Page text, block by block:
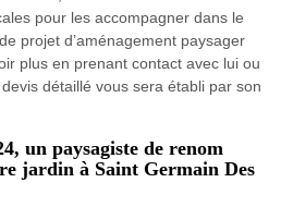
pour les accompagner dans le
projet d’aménagement paysager
plus en prenant contact avec lui ou
détaillé vous sera établi par son
un paysagiste de renom
jardin à Saint Germain Des